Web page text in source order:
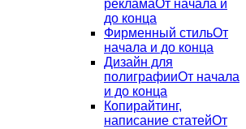
рекламаОт начала и
до конца
Фирменный стильОт
начала и до конца
Дизайн для
полиграфииОт начала
и до конца
Копирайтинг,
написание статейОт